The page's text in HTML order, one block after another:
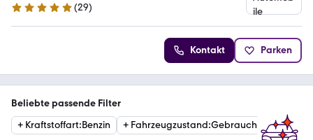
4.8 Sterne
(29)
Kontakt Parken
Beliebte passende Filter
+ Kraftstoffart:Benzin + Fahrzeugzustand:Gebraucht +